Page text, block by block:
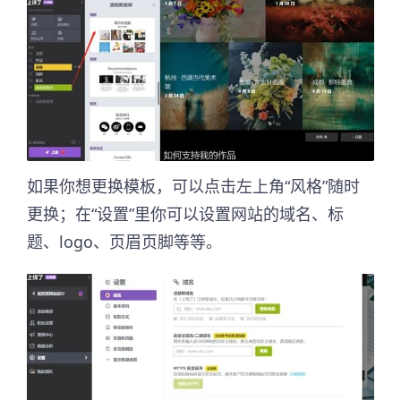
如果你想更换模板，可以点击左上角“风格”随时
更换；在“设置”里你可以设置网站的域名、标
题、logo、页眉页脚等等。